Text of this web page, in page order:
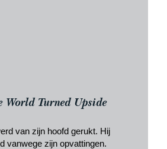
World Turned Upside
van zijn hoofd gerukt. Hij
vanwege zijn opvattingen.